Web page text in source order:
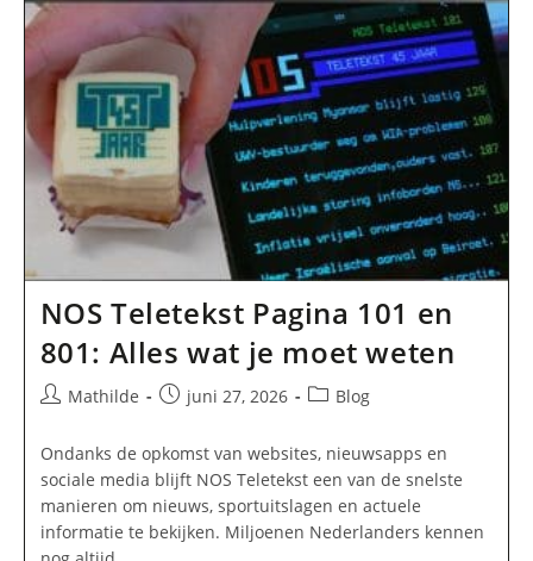
Voorbeeld,
Tips
En
Professionele
Aanpak
NOS Teletekst Pagina 101 en
801: Alles wat je moet weten
BerichtMathilde
Bericht
op:
juni 27, 2026 Berichtcategorie:
Blog
Ondanks de opkomst van websites, nieuwsapps en
sociale media blijft NOS Teletekst een van de snelste
manieren om nieuws, sportuitslagen en actuele
informatie te bekijken. Miljoenen Nederlanders kennen